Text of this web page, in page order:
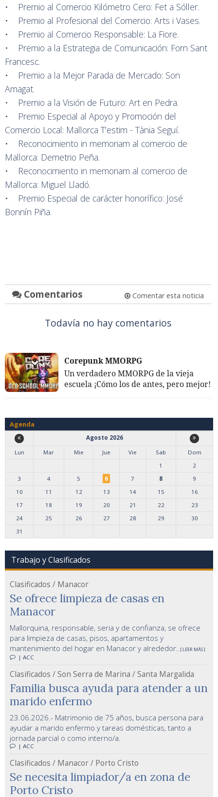
• Premio al Comercio Kilómetro Cero: Fet a Sóller.
• Premio al Profesional del Comercio: Arts i Vases.
• Premio al Comercio Responsable: La Fiore.
• Premio a la Estrategia de Comunicación: Forn Sant
Francesc.
• Premio a la Mejor Parada de Mercado: Son
Amagat.
• Premio a la Visión de Futuro: Art en Pedra.
• Premio Especial al Apoyo y Promoción del
Comercio Local: Mallorca T’estim - Tània Seguí.
• Reconocimiento in memoriam al comercio de
Mallorca: Demetrio Peña.
• Reconocimiento in memoriam al comercio de
Mallorca: Miguel Lladó.
• Premio Especial de carácter honorífico: José
Bonnín Piña.
Comentarios Comentar esta noticia
Todavía no hay comentarios
Corepunk MMORPG
Un verdadero MMORPG de la vieja
escuela ¡Cómo los de antes, pero mejor!
Agenda
Agosto 2026
Lun
Mar Mie Jue Vie Sab
Dom
1
2
3
4 5 6 7 8
9
10
11 12 13 14 15
16
17
18 19 20 21 22
23
24
25 26 27 28 29
30
31
Trabajo y Clasificados
Clasificados / Manacor
Se ofrece limpieza de casas en
Manacor
Mallorquina, responsable, seria y de confianza, se ofrece
para limpieza de casas, pisos, apartamentos y
mantenimiento del hogar en Manacor y alrededor... [ LEER MÁS ]
| ACC
Clasificados / Son Serra de Marina / Santa Margalida
Familia busca ayuda para atender a un
marido enfermo
23.06.2026.- Matrimonio de 75 años, busca persona para
ayudar a marido enfermo y tareas domésticas, tanto a
jornada parcial o como interno/a.
| ACC
Clasificados / Manacor / Porto Cristo
Se necesita limpiador/a en zona de
Porto Cristo